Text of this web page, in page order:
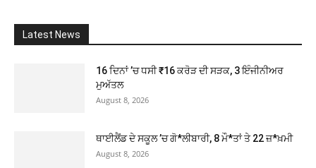
Latest News
16 ਦਿਨਾਂ ’ਚ ਧਸੀ ₹16 ਕਰੋੜ ਦੀ ਸੜਕ, 3 ਇੰਜੀਨੀਅਰ
ਮੁਅੱਤਲ
August 8, 2026
ਥਾਈਲੈਂਡ ਦੇ ਸਕੂਲ ’ਚ ਗੋ*ਲੀਬਾਰੀ, 8 ਮੌ*ਤਾਂ ਤੇ 22 ਜ਼*ਖ਼ਮੀ
August 8, 2026